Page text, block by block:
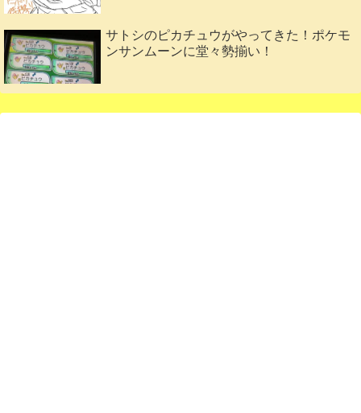
サトシのピカチュウがやってきた！ポケモ
ンサンムーンに堂々勢揃い！